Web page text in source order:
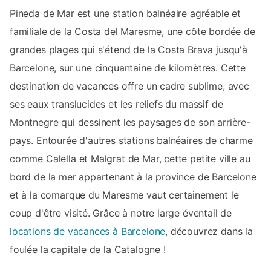
Pineda de Mar est une station balnéaire agréable et
familiale de la Costa del Maresme, une côte bordée de
grandes plages qui s'étend de la Costa Brava jusqu'à
Barcelone, sur une cinquantaine de kilomètres. Cette
destination de vacances offre un cadre sublime, avec
ses eaux translucides et les reliefs du massif de
Montnegre qui dessinent les paysages de son arrière-
pays. Entourée d'autres stations balnéaires de charme
comme Calella et Malgrat de Mar, cette petite ville au
bord de la mer appartenant à la province de Barcelone
et à la comarque du Maresme vaut certainement le
coup d'être visité. Grâce à notre large éventail de
locations de vacances à Barcelone, découvrez dans la
foulée la capitale de la Catalogne !